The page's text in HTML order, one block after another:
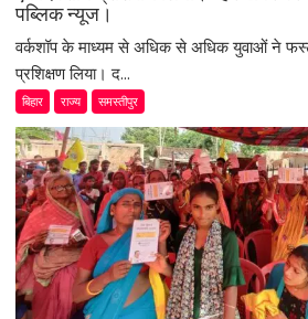
पब्लिक न्यूज।
वर्कशॉप के माध्यम से अधिक से अधिक युवाओं ने
प्रशिक्षण लिया। द...
बिहार राज्य समस्तीपुर